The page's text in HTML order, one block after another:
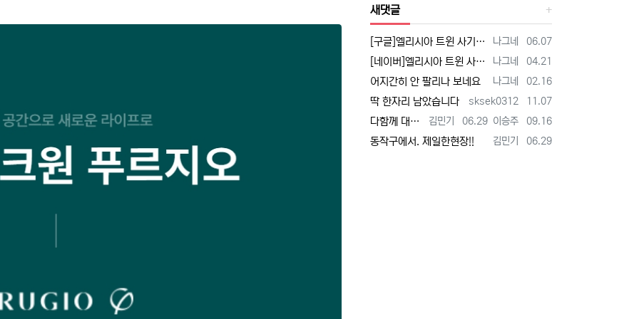
새댓글
등록자
나그네 등록일
06.07
[구글]엘리시아 트윈 사기 - 검색
등록자
나그네 등록일
04.21
[네이버]엘리시아 트윈 사기 - 검색
등록자
나그네 등록일
02.16
어지간히 안 팔리나 보네요
등록자
sksek0312 등록일
11.07
딱 한자리 남았습니다
등록자
이승주 등록일
09.16
등록자
김민기 등록일
06.29
다함께 대박납니다.
등록자
김민기 등록일
06.29
동작구에서. 제일한현장!!